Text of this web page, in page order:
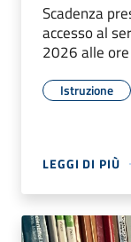
Scadenza
accesso al
2026 alle
Istruzione
LEGGI DI PIÙ